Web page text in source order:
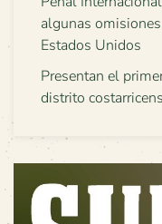
algunas
Estados Unidos
Presentan el
distrito